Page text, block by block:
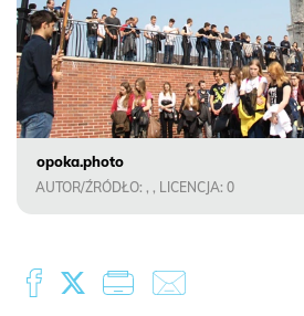
opoka.photo
AUTOR/ŹRÓDŁO: , , LICENCJA: 0